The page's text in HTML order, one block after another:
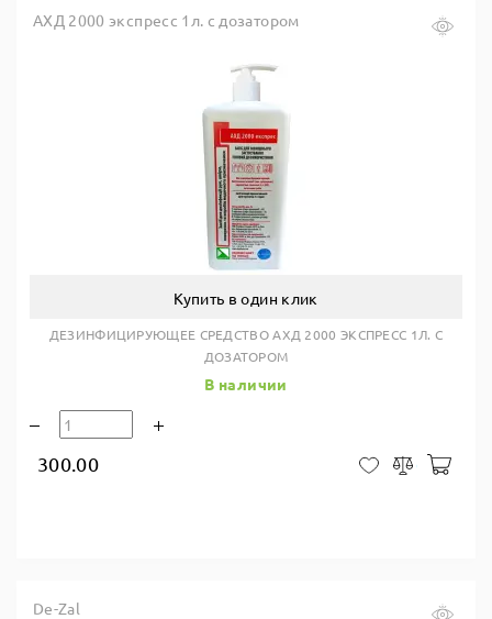
АХД 2000 экспресс 1л. с дозатором
Купить в один клик
ДЕЗИНФИЦИРУЮЩЕЕ СРЕДСТВО АХД 2000 ЭКСПРЕСС 1Л. С
ДОЗАТОРОМ
В наличии
300.00 В закладки
Сравнить
De-Zal